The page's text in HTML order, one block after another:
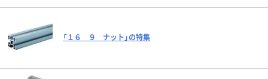
「１６ ９ ナット」の特集